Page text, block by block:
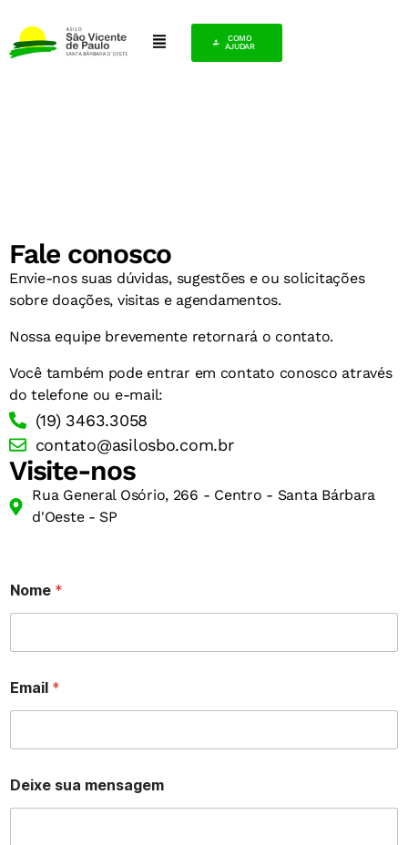
COMO
AJUDAR
Fale conosco
Envie-nos suas dúvidas, sugestões e ou solicitações
sobre doações, visitas e agendamentos.
Nossa equipe brevemente retornará o contato.
Você também pode entrar em contato conosco através
do telefone ou e-mail:
(19) 3463.3058
contato@asilosbo.com.br
Visite-nos
Rua General Osório, 266 - Centro - Santa Bárbara
d'Oeste - SP
Nome *
Email *
Deixe sua mensagem